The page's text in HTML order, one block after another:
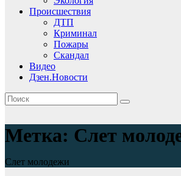
Происшествия
ДТП
Криминал
Пожары
Скандал
Видео
Дзен.Новости
Метка: Слет
Слет молодежи